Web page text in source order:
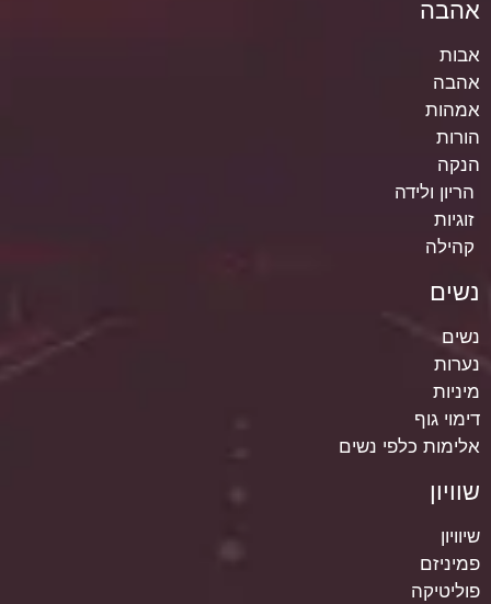
אהבה
אבות
אהבה
אמהות
הורות
הנקה
הריון ולידה
זוגיות
קהילה
נשים
נשים
נערות
מיניות
דימוי גוף
אלימות כלפי נשים
שוויון
שיוויון
פמיניזם
פוליטיקה